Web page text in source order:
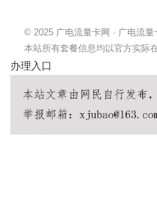
© 2025 广电流量卡网 · 广电流
本站所有套餐信息均以官方实际
办理 入口